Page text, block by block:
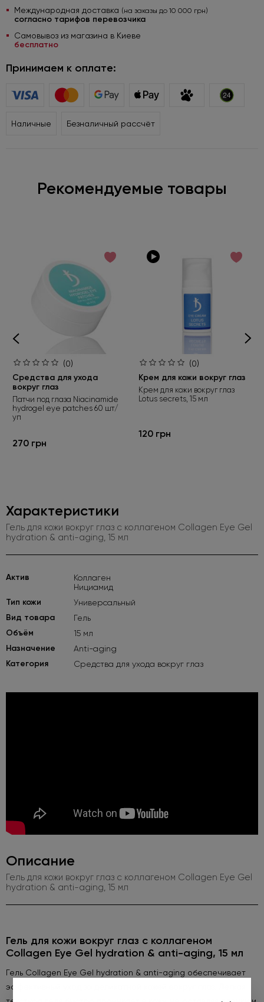
Международная доставка (на заказы до 10 000 грн)
согласно тарифов перевозчика
Самовывоз из магазина в Киеве
бесплатно
Принимаем к оплате:
Наличные Безналичный рассчёт
Рекомендуемые товары
(0)
Средства для ухода
вокруг глаз
Патчи под глаза Niacinamide
hydrogel eye patches 60 шт/
уп
270 грн
(0)
Крем для кожи вокруг глаз
Крем для кожи вокруг глаз
Lotus secrets, 15 мл
120 грн
Характеристики
Гель для кожи вокруг глаз с коллагеном Collagen Eye Gel
hydration & anti-aging, 15 мл
Актив
Коллаген
Нициамид
Тип кожи Универсальный
Вид товара Гель
Объём 15 мл
Назначение Anti-aging
Категория Средства для ухода вокруг глаз
Описание
Гель для кожи вокруг глаз с коллагеном Collagen Eye Gel
hydration & anti-aging, 15 мл
Гель для кожи вокруг глаз с коллагеном
Collagen Eye Gel hydration & anti-aging, 15 мл
Гель Collagen Eye Gel hydration & anti-aging обеспечивает
эффективный уход за деликатной кожей вокруг глаз. Легкая